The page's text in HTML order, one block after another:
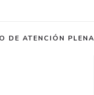
DE ATENCIÓN PLENA